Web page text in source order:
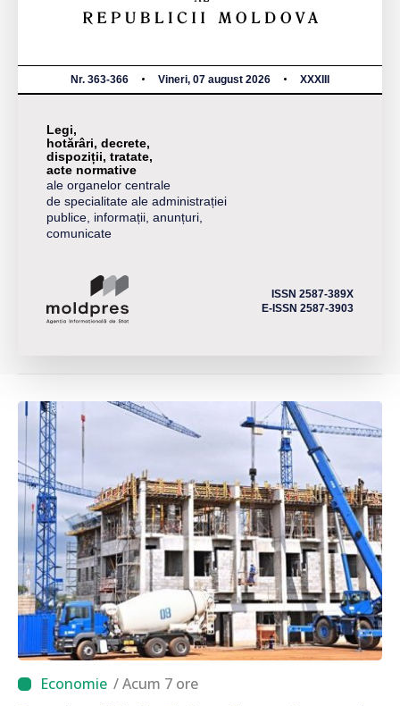
Nr. 363-366 Vineri, 07 august 2026 XXXIII
Legi,
hotărâri, decrete,
dispoziții, tratate,
acte normative
ale organelor centrale
de specialitate ale administrației
publice, informații, anunțuri,
comunicate
ISSN 2587-389X
E-ISSN 2587-3903
/ Acum 7 ore